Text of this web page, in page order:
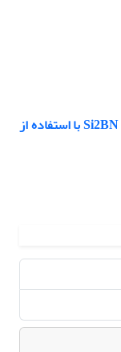
چینش اتمی و ویژگی‌های ساختاری و الکترونی Si2BN با استفاده از